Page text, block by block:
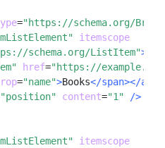
="https://schema.org/
itemscope
schema.org/ListItem">
href="https://
="name">Books</span></a>
"position" content="1"
/>
itemscope